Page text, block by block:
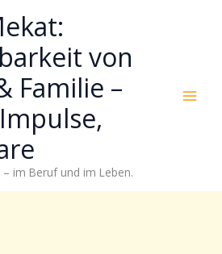
von
Familie –
im Beruf und im Leben.